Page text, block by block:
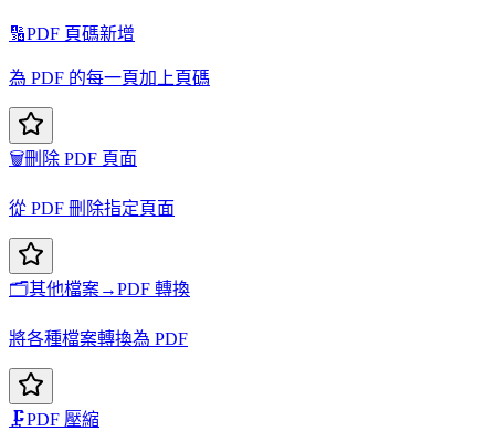
🔢PDF 頁碼新增
為 PDF 的每一頁加上頁碼
🗑️刪除 PDF 頁面
從 PDF 刪除指定頁面
🗂️其他檔案→PDF 轉換
將各種檔案轉換為 PDF
🗜️PDF 壓縮